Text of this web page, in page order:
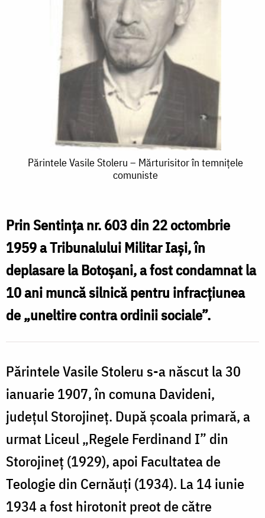
Părintele
–
Mărturisitor
în
temnițele
comuniste
Părintele Vasile Stoleru – Mărturisitor în temnițele
comuniste
Prin Sentința nr. 603 din 22 octombrie
1959 a Tribunalului Militar Iași, în
deplasare la Botoșani, a fost condamnat la
10 ani muncă silnică pentru infracțiunea
de „uneltire contra ordinii sociale”.
Părintele Vasile Stoleru s-a născut la 30
ianuarie 1907, în comuna Davideni,
județul Storojineț. După școala primară, a
urmat Liceul „Regele Ferdinand I” din
Storojineț (1929), apoi Facultatea de
Teologie din Cernăuți (1934). La 14 iunie
1934 a fost hirotonit preot de către